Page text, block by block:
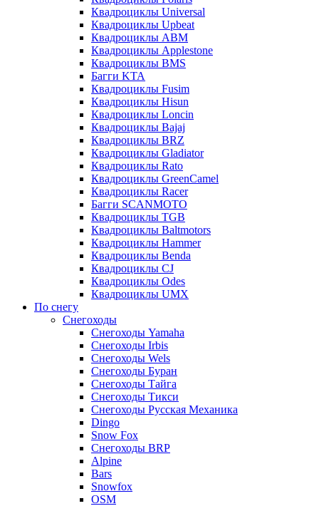
Квадроциклы Universal
Квадроциклы Upbeat
Квадроциклы ABM
Квадроциклы Applestone
Квадроциклы BMS
Багги KTA
Квадроциклы Fusim
Квадроциклы Hisun
Квадроциклы Loncin
Квадроциклы Bajaj
Квадроциклы BRZ
Квадроциклы Gladiator
Квадроциклы Rato
Квадроциклы GreenCamel
Квадроциклы Racer
Багги SCANMOTO
Квадроциклы TGB
Квадроциклы Baltmotors
Квадроциклы Hammer
Квадроциклы Benda
Квадроциклы CJ
Квадроциклы Odes
Квадроциклы UMX
По снегу
Снегоходы
Снегоходы Yamaha
Снегоходы Irbis
Снегоходы Wels
Снегоходы Буран
Снегоходы Тайга
Снегоходы Тикси
Снегоходы Русская Механика
Dingo
Snow Fox
Снегоходы BRP
Alpine
Bars
Snowfox
OSM